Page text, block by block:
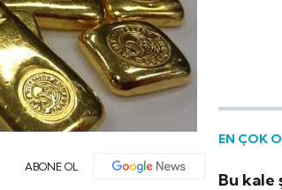
ABONE OL
EN ÇOK
Bu kale